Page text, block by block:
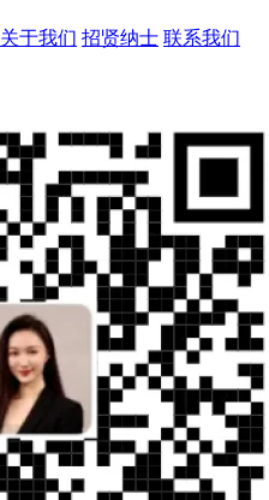
关于我们 招贤纳士 联系我们